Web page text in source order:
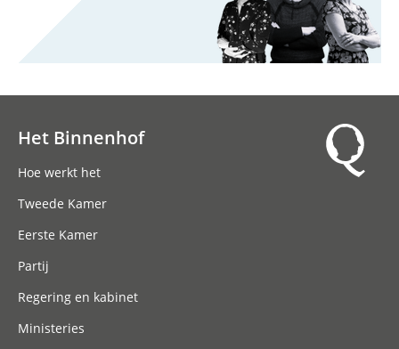
Het Binnenhof
Hoe werkt het
Tweede Kamer
Eerste Kamer
Partij
Regering en kabinet
Ministeries